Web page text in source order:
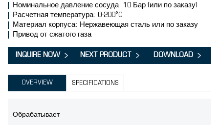
Номинальное давление сосуда: 10 Бар (или по заказу)
Расчетная температура: 0-200°C
Материал корпуса: Нержавеющая сталь или по заказу
Привод от сжатого газа
INQUIRE NOW NEXT PRODUCT DOWNLOAD
OVERVIEW SPECIFICATIONS
Обрабатывает